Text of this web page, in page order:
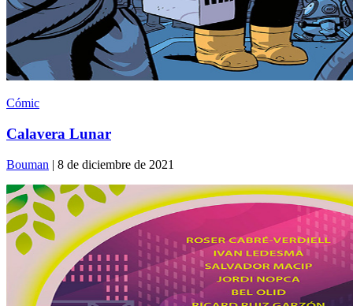
Cómic
Calavera Lunar
Bouman | 8 de diciembre de 2021